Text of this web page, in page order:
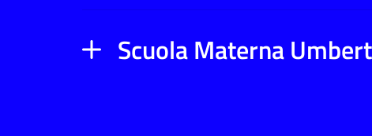
Scuola Materna